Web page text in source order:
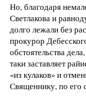
Но, благодаря
Светлакова и
долго лежали без
прокурор
обстоятельства
таки заставляет
«из кулаков» и
Священнику, по его